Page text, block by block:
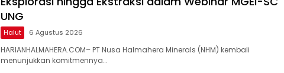
UNG
Halut 6 Agustus 2026
HARIANHALMAHERA.COM– PT Nusa Halmahera Minerals (NHM) kembali
menunjukkan komitmennya…